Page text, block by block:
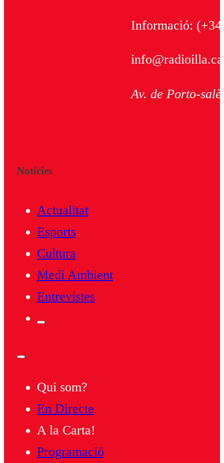
Informació:
Av. de Porto-
Notícies
Actualitat
Esports
Cultura
Medi Ambient
Entrevistes
Qui som?
En Directe
A la Carta!
Programació